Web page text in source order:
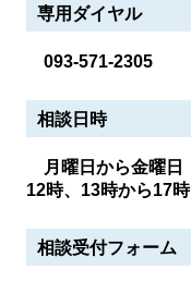
専用ダイヤル
093-571-2305
相談日時
月曜日から金曜日
12時、13時から17時
相談受付フォーム